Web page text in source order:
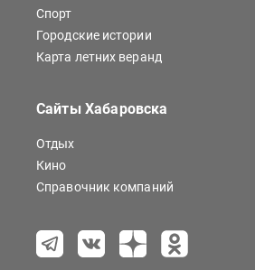
Спорт
Городские истории
Карта летних веранд
Сайты Хабаровска
Отдых
Кино
Справочник компаний